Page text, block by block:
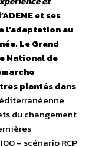
et ses
l’adaptation au
Le Grand
National de
plantés dans
du changement
– scénario RCP